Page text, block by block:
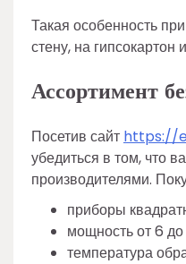
Такая особенность
стену, на гипсокартон
Ассортимент
Посетив сайт https://
убедиться в том, что
производителями.
приборы
мощность от 6 до
температура